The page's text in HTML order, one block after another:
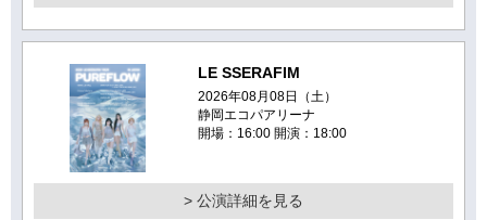
LE SSERAFIM
2026年08月08日（土）
静岡エコパアリーナ
開場：16:00 開演：18:00
> 公演詳細を見る